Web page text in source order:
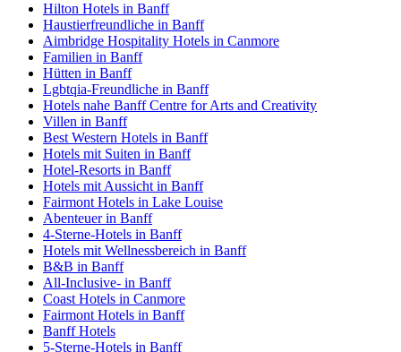
Hilton Hotels in Banff
Haustierfreundliche in Banff
Aimbridge Hospitality Hotels in Canmore
Familien in Banff
Hütten in Banff
Lgbtqia-Freundliche in Banff
Hotels nahe Banff Centre for Arts and Creativity
Villen in Banff
Best Western Hotels in Banff
Hotels mit Suiten in Banff
Hotel-Resorts in Banff
Hotels mit Aussicht in Banff
Fairmont Hotels in Lake Louise
Abenteuer in Banff
4-Sterne-Hotels in Banff
Hotels mit Wellnessbereich in Banff
B&B in Banff
All-Inclusive- in Banff
Coast Hotels in Canmore
Fairmont Hotels in Banff
Banff Hotels
5-Sterne-Hotels in Banff